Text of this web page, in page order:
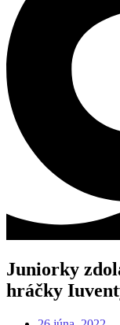
Juniorky
hráčky